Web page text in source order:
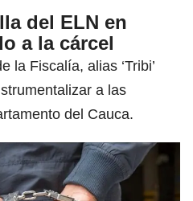
del ELN en
a la cárcel
la Fiscalía, alias ‘Tribi’
a las
del Cauca.